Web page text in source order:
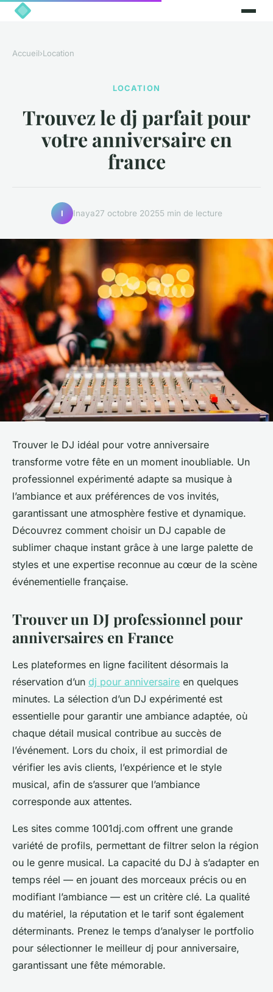
Accueil›Location
LOCATION
Trouvez le dj parfait pour
votre anniversaire en
france
I Inaya27 octobre 20255 min de lecture
Trouver le DJ idéal pour votre anniversaire
transforme votre fête en un moment inoubliable. Un
professionnel expérimenté adapte sa musique à
l’ambiance et aux préférences de vos invités,
garantissant une atmosphère festive et dynamique.
Découvrez comment choisir un DJ capable de
sublimer chaque instant grâce à une large palette de
styles et une expertise reconnue au cœur de la scène
événementielle française.
Trouver un DJ professionnel pour
anniversaires en France
Les plateformes en ligne facilitent désormais la
réservation d’un dj pour anniversaire en quelques
minutes. La sélection d’un DJ expérimenté est
essentielle pour garantir une ambiance adaptée, où
chaque détail musical contribue au succès de
l’événement. Lors du choix, il est primordial de
vérifier les avis clients, l’expérience et le style
musical, afin de s’assurer que l’ambiance
corresponde aux attentes.
Les sites comme 1001dj.com offrent une grande
variété de profils, permettant de filtrer selon la région
ou le genre musical. La capacité du DJ à s’adapter en
temps réel — en jouant des morceaux précis ou en
modifiant l’ambiance — est un critère clé. La qualité
du matériel, la réputation et le tarif sont également
déterminants. Prenez le temps d’analyser le portfolio
pour sélectionner le meilleur dj pour anniversaire,
garantissant une fête mémorable.